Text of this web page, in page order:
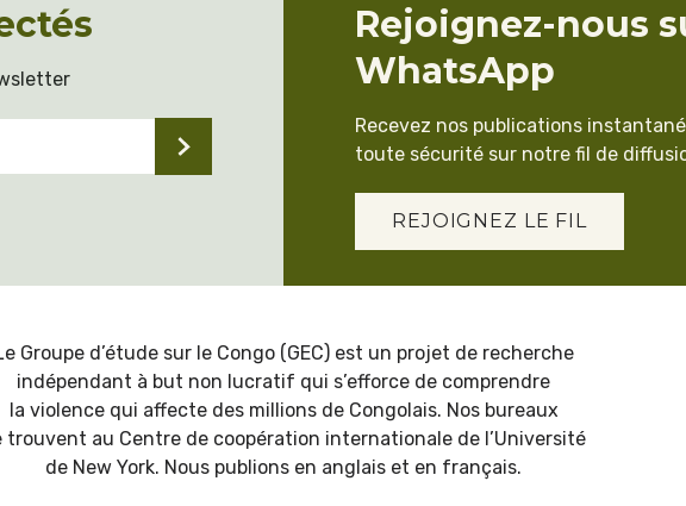
Rejoignez-nous
WhatsApp
Recevez nos publications
toute sécurité sur notre fil de
REJOIGNEZ LE FIL
Groupe d’étude sur le Congo (GEC) est un projet de recherche
indépendant à but non lucratif qui s’efforce de comprendre
la violence qui affecte des millions de Congolais. Nos bureaux
trouvent au Centre de coopération internationale de l’Université
de New York. Nous publions en anglais et en français.